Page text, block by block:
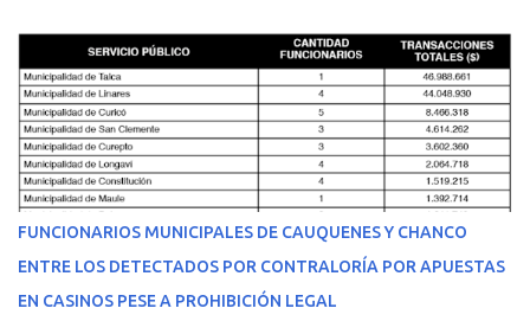
malestares físicos. Dada la complejidad de su estado de salud, el
equipo médico determinó su traslado de urgencia al Hospital
Regional de Talca y dado la urgencia la ambulancia partió hacia
Talca con escolta de Carabineros. En medio del traslado, el
estudiante de medicina de 25 años, se agravó y pese a los esfuerzos
del personal de emergencia terminó falleciendo, sin alcanzar a
recibir atención especializada en el centro de destino. Apenas se
conoció la gravedad de su condición, sus padres —residentes en
Villarrica— se trasladaron a Cauquenes con la esperanza de una
evolución favorable. No obstante, alrededo...
FUNCIONARIOS MUNICIPALES DE CAUQUENES Y CHANCO
ENTRE LOS DETECTADOS POR CONTRALORÍA POR APUESTAS
EN CASINOS PESE A PROHIBICIÓN LEGAL